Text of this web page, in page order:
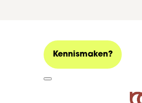
Kennismaken?
door